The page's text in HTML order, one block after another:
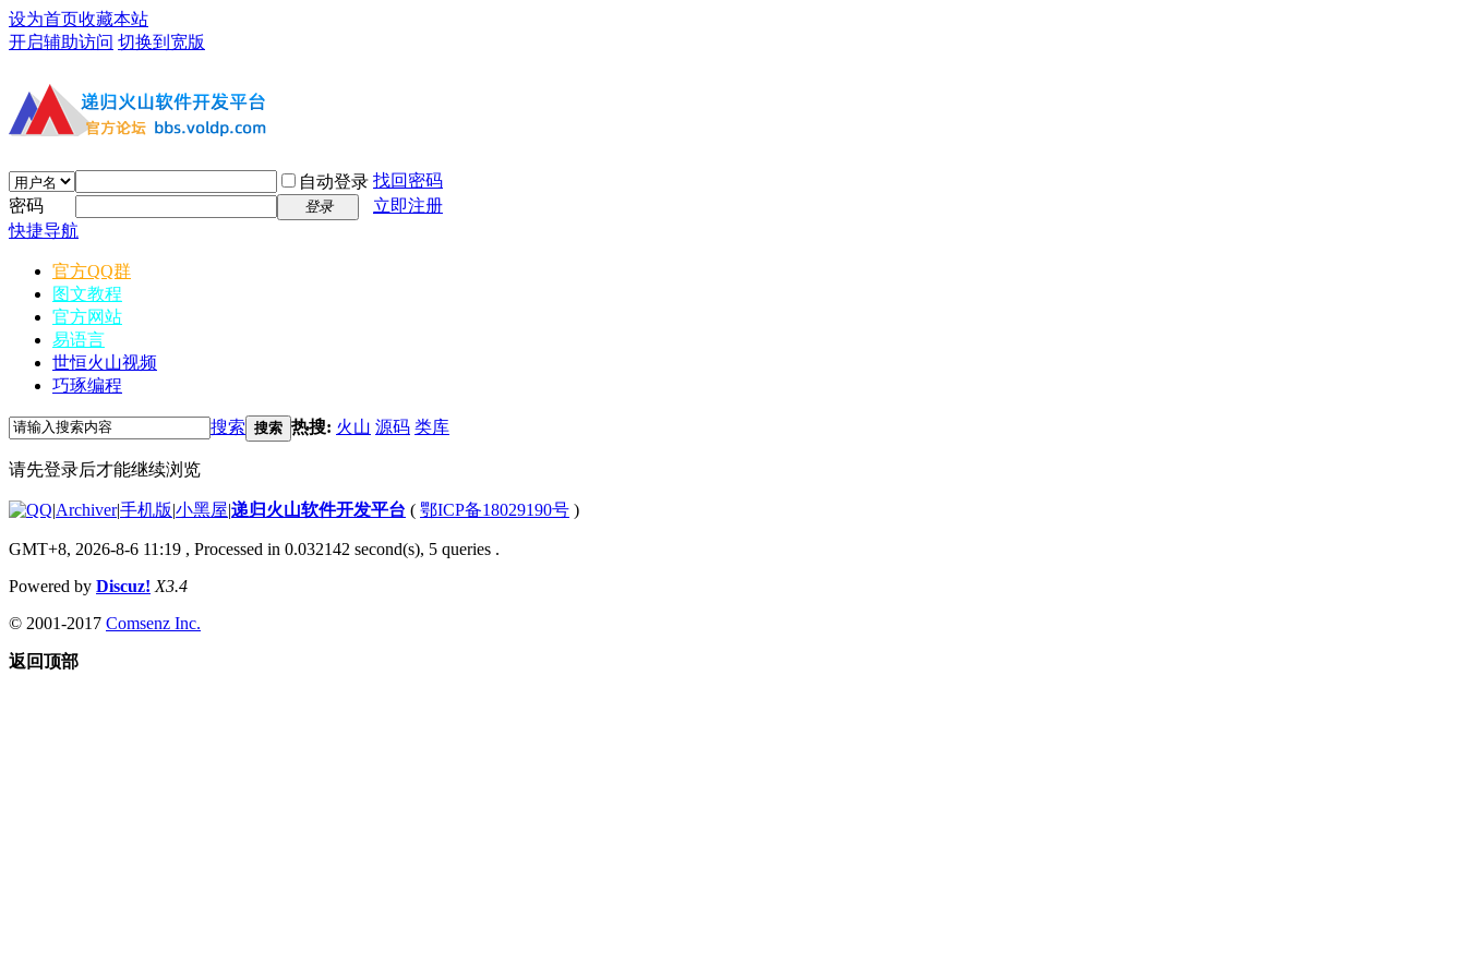
设为首页收藏本站
开启辅助访问 切换到宽版
自动登录 找回密码
密码
登录
立即注册
快捷导航
官方QQ群
图文教程
官方网站
易语言
世恒火山视频
巧琢编程
搜索 搜索 热搜: 火山 源码 类库
请先登录后才能继续浏览
|Archiver|手机版|小黑屋|递归火山软件开发平台 ( 鄂ICP备18029190号 )
GMT+8, 2026-8-6 11:19 , Processed in 0.032142 second(s), 5 queries .
Powered by Discuz! X3.4
© 2001-2017 Comsenz Inc.
返回顶部